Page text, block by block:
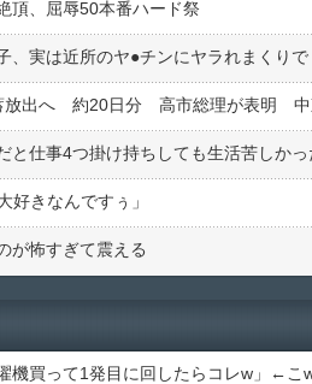
頂、屈辱50本番ハード祭
、実は近所のヤ●︎チンにヤラれまくりで
放出へ 約20日分 高市総理が表明 中
と仕事4つ掛け持ちしても生活苦しか
好きなんですぅ」
が怖すぎて震える
機買って1発目に回したらコレw」←